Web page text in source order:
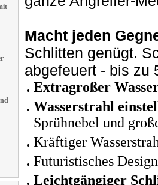
Macht jeden
Schlitten genügt.
abgefeuert - bis zu
Extragroßer
Wasserstrahl
Sprühnebel und
Kräftiger
Futuristisches
Leichtgängiger